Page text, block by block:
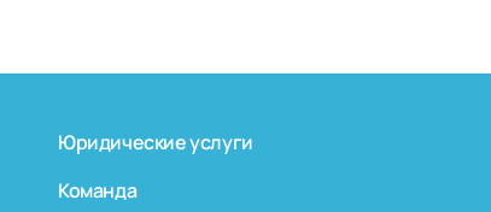
Юридические услуги
Команда